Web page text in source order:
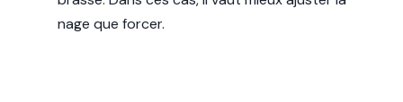
nage que forcer.